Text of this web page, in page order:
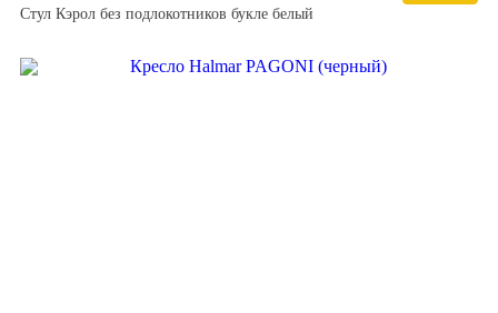
Стул Кэрол без подлокотников букле белый